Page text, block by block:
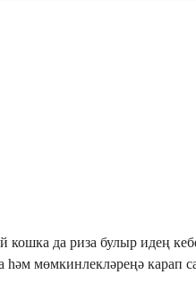
кошка да риза булыр идең
мөмкинлекләреңә карап